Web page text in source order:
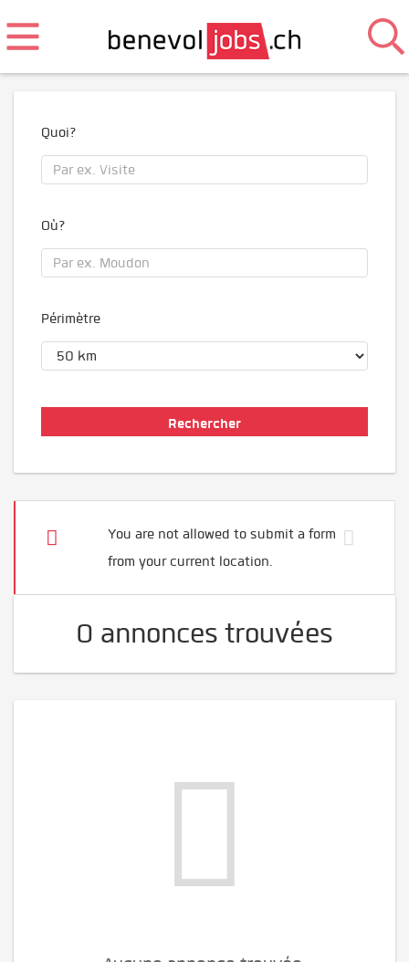
Quoi?
Où?
Périmètre
You are not allowed to submit a form
from your current location.
0 annonces trouvées